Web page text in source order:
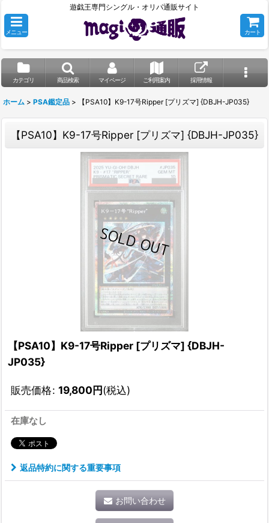
遊戯王専門シングル・オリパ通販サイト
メニュー カート
カテゴリ 商品検索 マイページ ご利用案内 採用情報
ホーム > PSA鑑定品 > 【PSA10】K9-17号Ripper [プリズマ] {DBJH-JP035}
【PSA10】K9-17号Ripper [プリズマ] {DBJH-JP035}
【PSA10】K9-17号Ripper [プリズマ] {DBJH-
JP035}
販売価格: 19,800円(税込)
在庫なし
返品特約に関する重要事項
お問い合わせ